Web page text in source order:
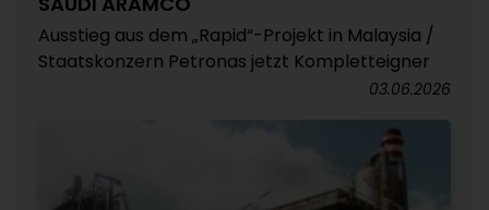
Ausstieg aus dem „Rapid“-Projekt in Malaysia /
Staatskonzern Petronas jetzt Kompletteigner
03.06.2026